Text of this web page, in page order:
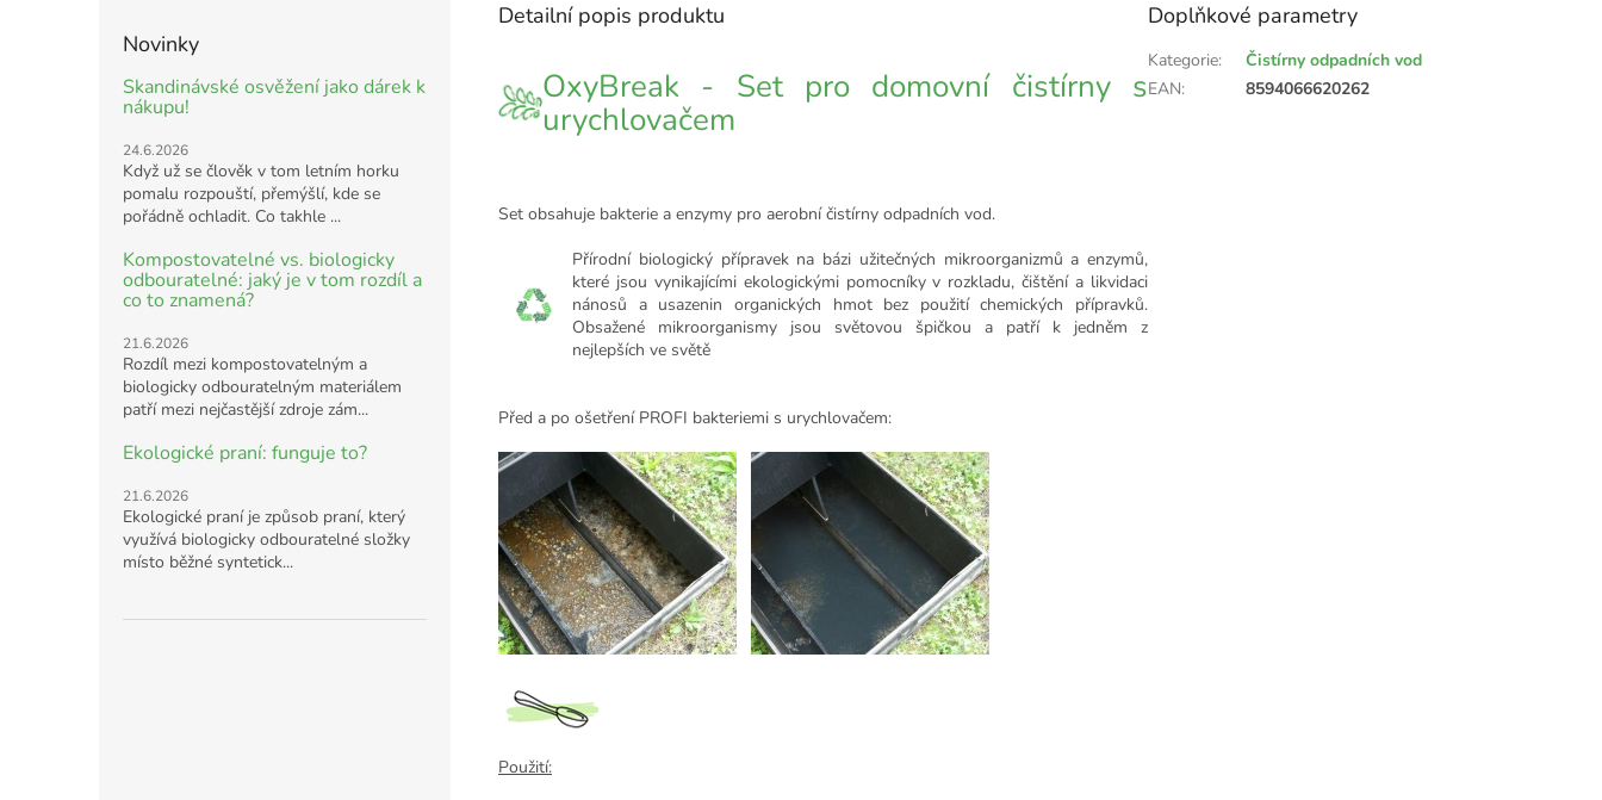
Novinky
Skandinávské osvěžení jako dárek k
nákupu!
24.6.2026
Když už se člověk v tom letním horku
pomalu rozpouští, přemýšlí, kde se
pořádně ochladit. Co takhle ...
Kompostovatelné vs. biologicky
odbouratelné: jaký je v tom rozdíl a
co to znamená?
21.6.2026
Rozdíl mezi kompostovatelným a
biologicky odbouratelným materiálem
patří mezi nejčastější zdroje zám...
Ekologické praní: funguje to?
21.6.2026
Ekologické praní je způsob praní, který
využívá biologicky odbouratelné složky
místo běžné syntetick...
Detailní popis produktu
OxyBreak - Set pro domovní čistírny s
urychlovačem
Set obsahuje bakterie a enzymy pro aerobní čistírny odpadních vod.
Přírodní biologický přípravek na bázi užitečných mikroorganizmů a enzymů,
které jsou vynikajícími ekologickými pomocníky v rozkladu, čištění a likvidaci
nánosů a usazenin organických hmot bez použití chemických přípravků.
Obsažené mikroorganismy jsou světovou špičkou a patří k jedněm z
nejlepších ve světě
Před a po ošetření PROFI bakteriemi s urychlovačem:
Použití:
Doplňkové parametry
Kategorie:
Čistírny odpadních vod
EAN: 8594066620262